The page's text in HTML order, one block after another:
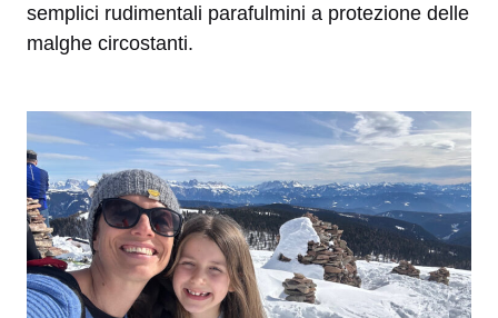
semplici rudimentali parafulmini a protezione delle
malghe circostanti.